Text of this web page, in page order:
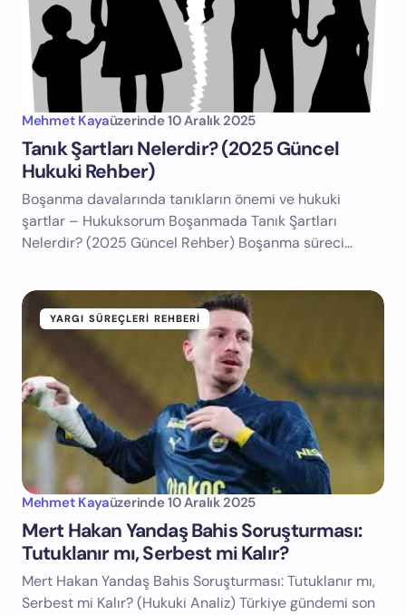
Mehmet Kayaüzerinde 10 Aralık 2025
Tanık Şartları Nelerdir? (2025 Güncel
Hukuki Rehber)
Boşanma davalarında tanıkların önemi ve hukuki
şartlar – Hukuksorum Boşanmada Tanık Şartları
Nelerdir? (2025 Güncel Rehber) Boşanma süreci…
YARGI SÜREÇLERI REHBERI
Mehmet Kayaüzerinde 10 Aralık 2025
Mert Hakan Yandaş Bahis Soruşturması:
Tutuklanır mı, Serbest mi Kalır?
Mert Hakan Yandaş Bahis Soruşturması: Tutuklanır mı,
Serbest mi Kalır? (Hukuki Analiz) Türkiye gündemi son